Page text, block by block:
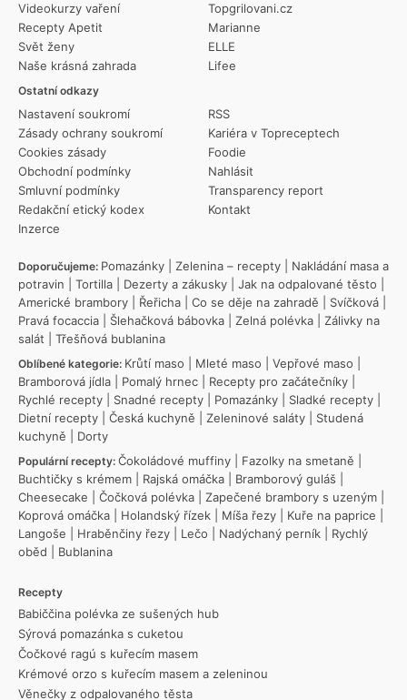
Videokurzy vaření
Recepty Apetit
Svět ženy
Naše krásná zahrada
Ostatní odkazy
Nastavení soukromí
Zásady ochrany soukromí
Cookies zásady
Obchodní podmínky
Smluvní podmínky
Redakční etický kodex
Inzerce
RSS
Kariéra v Topreceptech
Foodie
Nahlásit
Transparency report
Kontakt
Topgrilovani.cz
Marianne
ELLE
Lifee
Doporučujeme: Pomazánky Zelenina – recepty
Nakládání masa a
potravin
Tortilla Dezerty a zákusky Jak na odpalované těsto
Americké brambory
Řeřicha Co se děje na zahradě Svíčková
Pravá focaccia
Šlehačková bábovka Zelná polévka
Zálivky na
salát
Třešňová bublanina
Oblíbené kategorie: Krůtí maso Mleté maso Vepřové maso
Bramborová jídla
Pomalý hrnec Recepty pro začátečníky
Rychlé recepty
Snadné recepty Pomazánky Sladké recepty
Dietní recepty
Česká kuchyně Zeleninové saláty
Studená
kuchyně
Dorty
Populární recepty: Čokoládové muffiny Fazolky na smetaně
Buchtičky s krémem
Rajská omáčka Bramborový guláš
Cheesecake
Čočková polévka Zapečené brambory s uzeným
Koprová omáčka
Holandský řízek Míša řezy Kuře na paprice
Langoše
Hraběnčiny řezy Lečo Nadýchaný perník
Rychlý
oběd
Bublanina
Recepty
Babiččina polévka ze sušených hub
Sýrová pomazánka s cuketou
Čočkové ragú s kuřecím masem
Krémové orzo s kuřecím masem a zeleninou
Věnečky z odpalovaného těsta